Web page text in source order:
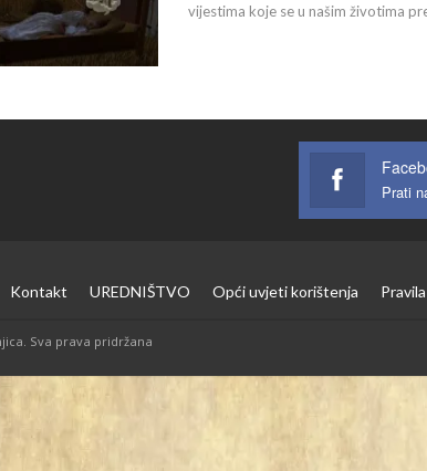
vijestima koje se u našim životima
Prati
Kontakt UREDNIŠTVO Opći uvjeti korištenja
Sva prava pridržana